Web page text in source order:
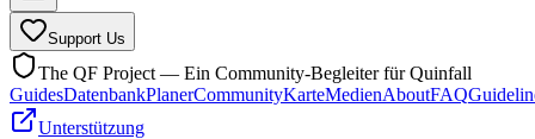
Support Us
The QF Project — Ein Community-Begleiter für Quinfall
GuidesDatenbankPlanerCommunityKarteMedienAboutFAQ
Unterstützung